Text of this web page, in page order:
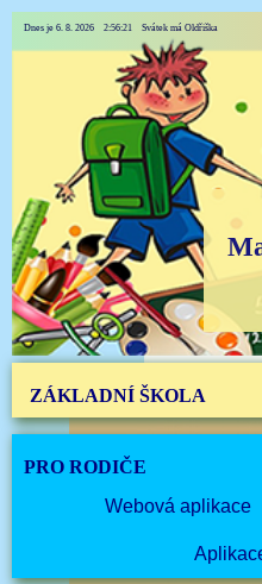
Dnes je 6. 8. 2026 2:56:21 Svátek má Oldřiška
ZÁKLADNÍ ŠKOLA
PRO RODIČE
Webová aplikace